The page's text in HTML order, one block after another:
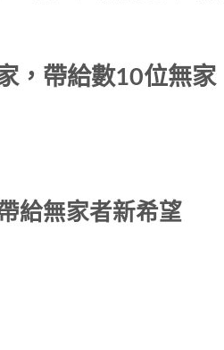
，帶給數10位無家
給無家者新希望